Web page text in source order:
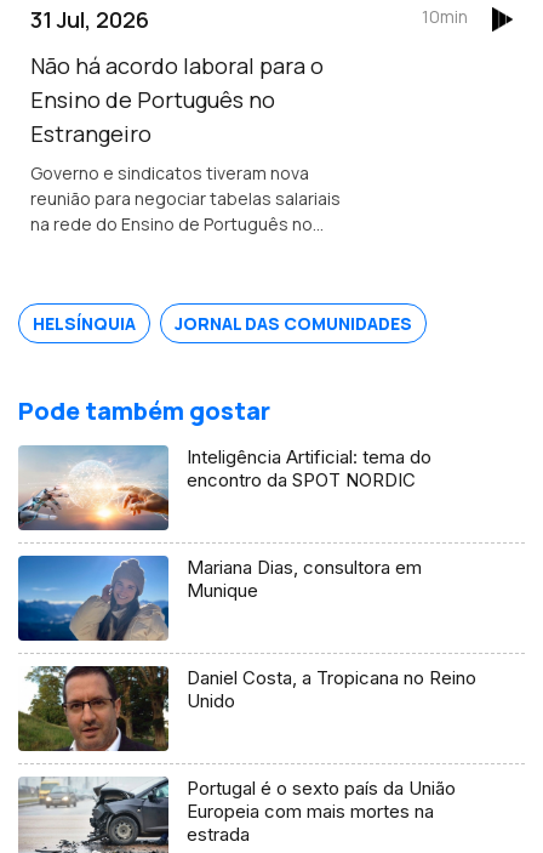
prejuizos.
31 Jul, 2026
Não há acordo laboral para o
Ensino de Português no
Estrangeiro
Governo e sindicatos tiveram nova
reunião para negociar tabelas salariais
na rede do Ensino de Português no
Lusos e Lusófonos na Covilhã.
10min
HELSÍNQUIA JORNAL DAS COMUNIDADES
Pode também gostar
Inteligência Artificial: tema do
encontro da SPOT NORDIC
Mariana Dias, consultora em
Munique
Daniel Costa, a Tropicana no Reino
Unido
Portugal é o sexto país da União
Europeia com mais mortes na
estrada